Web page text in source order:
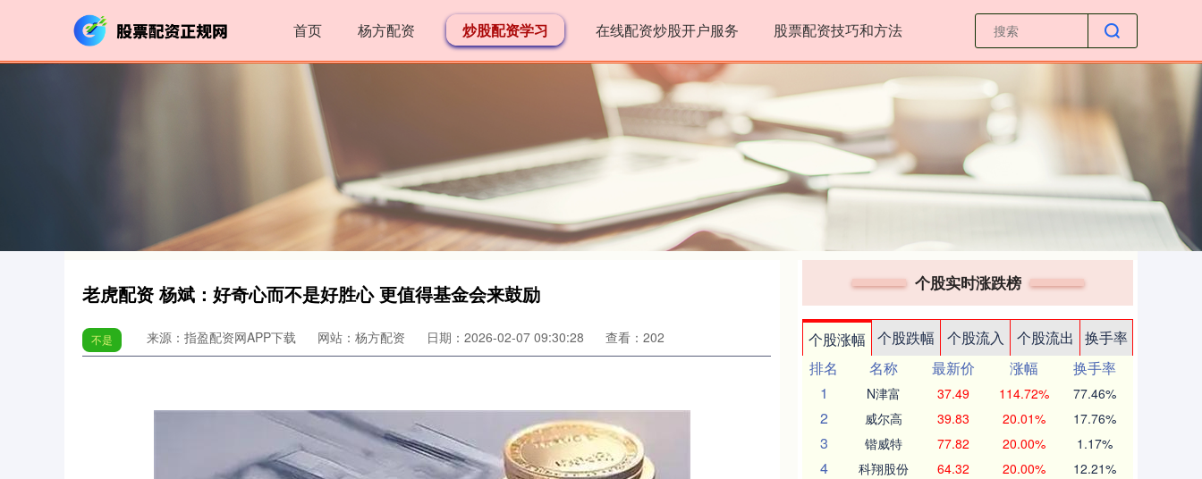
首页 杨方配资 炒股配资学习 在线配资炒股开户服务 股票配资技巧和方法
老虎配资 杨斌：好奇心而不是好胜心 更值得基金会来鼓励
不是 来源：指盈配资网APP下载 网站：杨方配资 日期：2026-02-07 09:30:28 查看：202
个股实时涨跌榜
个股涨幅 个股跌幅 个股流入 个股流出
换手率
排名
名称 最新价 涨幅
换手率
1
N津富 37.49 114.72% 77.46%
2 威尔高 39.83 20.01% 17.76%
3 锴威特 77.82 20.00% 1.17%
4 科翔股份 64.32 20.00% 12.21%